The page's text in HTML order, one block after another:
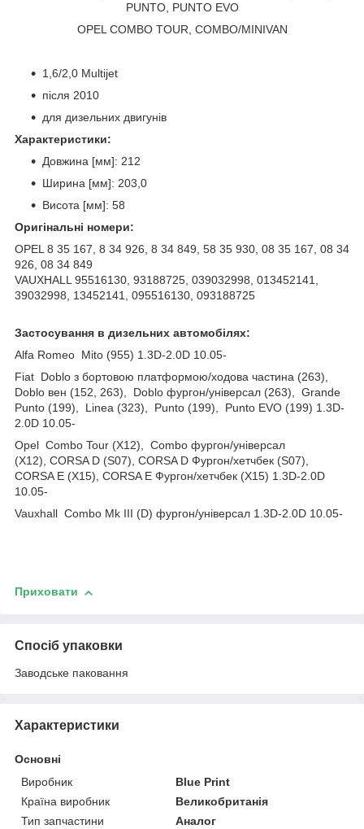
PUNTO, PUNTO EVO
OPEL COMBO TOUR, COMBO/MINIVAN
1,6/2,0 Multijet
після 2010
для дизельних двигунів
Характеристики:
Довжина [мм]: 212
Ширина [мм]: 203,0
Висота [мм]: 58
Оригінальні номери:
OPEL 8 35 167, 8 34 926, 8 34 849, 58 35 930, 08 35 167, 08 34
926, 08 34 849
VAUXHALL 95516130, 93188725, 039032998, 013452141,
39032998, 13452141, 095516130, 093188725
Застосування в дизельних автомобілях:
Alfa Romeo Mito (955) 1.3D-2.0D 10.05-
Fiat Doblo з бортовою платформою/ходова частина (263),
Doblo вен (152, 263), Doblo фургон/універсал (263), Grande
Punto (199), Linea (323), Punto (199), Punto EVO (199) 1.3D-
2.0D 10.05-
Opel Combo Tour (X12), Combo фургон/універсал
(X12), CORSA D (S07), CORSA D Фургон/хетчбек (S07),
CORSA E (X15), CORSA E Фургон/хетчбек (X15) 1.3D-2.0D
10.05-
Vauxhall Combo Mk III (D) фургон/універсал 1.3D-2.0D 10.05-
Приховати
Спосіб упаковки
Заводське паковання
Характеристики
Основні
Виробник
Blue Print
Країна виробник
Великобританія
Тип запчастини
Аналог